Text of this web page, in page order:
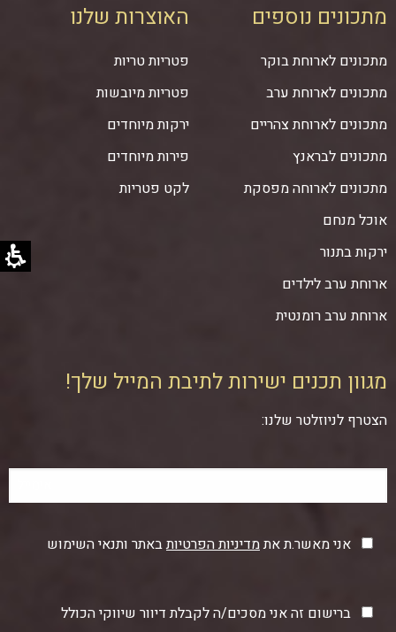
מתכונים נוספים
מתכונים לארוחת בוקר
מתכונים לארוחת ערב
מתכונים לארוחת צהריים
מתכונים לבראנץ
מתכונים לארוחה מפסקת
אוכל מנחם
ירקות בתנור
ארוחת ערב לילדים
ארוחת ערב רומנטית
האוצרות שלנו
פטריות טריות
פטריות מיובשות
ירקות מיוחדים
פירות מיוחדים
לקט פטריות
מגוון תכנים ישירות לתיבת המייל שלך!
הצטרף לניוזלטר שלנו:
אני מאשר.ת אתמדיניות הפרטיותבאתר ותנאי השימוש
ברישום זה אני מסכים/ה לקבלת דיוור שיווקי הכולל